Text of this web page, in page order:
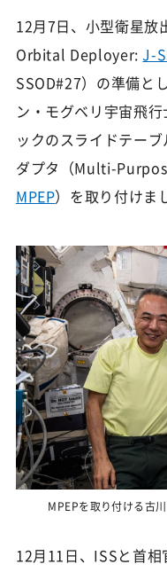
12月7日、小型衛星
Orbital Deployer:J-
SSOD#27）の準備と
ン・モグベリ宇宙飛
ックのスライドテー
ダプタ（Multi-
MPEP）を取り付けま
MPEPを取り付ける古
12月11日、ISSと首